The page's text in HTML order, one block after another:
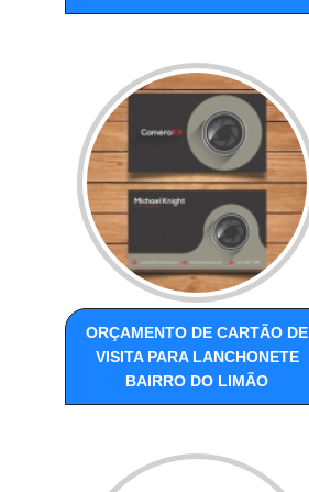
ORÇAMENTO DE CARTÃO DE
VISITA PARA LANCHONETE
BAIRRO DO LIMÃO